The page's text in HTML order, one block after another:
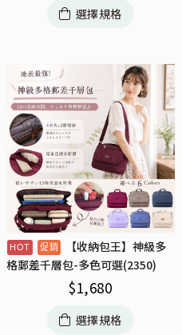
選擇規格
【收納包王】神級多
格郵差千層包-多色可選(2350)
$1,680
選擇規格